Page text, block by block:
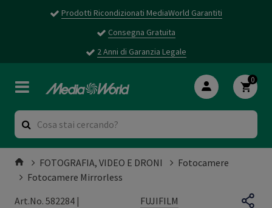
Prodotti Ricondizionati MediaWorld Garantiti
Consegna Gratuita
2 Anni di Garanzia Legale
0
FOTOGRAFIA, VIDEO E DRONI
Fotocamere
Fotocamere Mirrorless
Art.No. 582284 |
FUJIFILM